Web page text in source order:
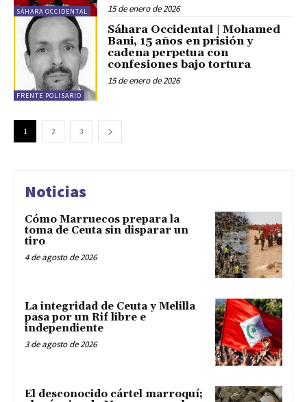
SÁHARA OCCIDENTAL 15 de enero de 2026
FRENTE POLISARIO
Sáhara Occidental | Mohamed
Bani, 15 años en prisión y
cadena perpetua con
confesiones bajo tortura
15 de enero de 2026
1 2 3
Noticias
Cómo Marruecos prepara la
toma de Ceuta sin disparar un
tiro
4 de agosto de 2026
La integridad de Ceuta y Melilla
pasa por un Rif libre e
independiente
3 de agosto de 2026
El desconocido cártel marroquí;